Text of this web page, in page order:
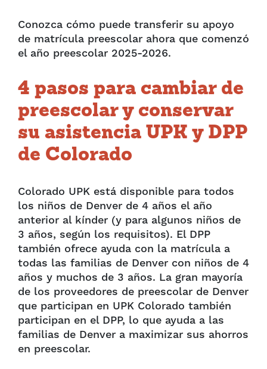
Conozca cómo puede transferir su apoyo
de matrícula preescolar ahora que comenzó
el año preescolar 2025-2026.
4 pasos para cambiar de
preescolar y conservar
su asistencia UPK y DPP
de Colorado
Colorado UPK está disponible para todos
los niños de Denver de 4 años el año
anterior al kínder (y para algunos niños de
3 años, según los requisitos). El DPP
también ofrece ayuda con la matrícula a
todas las familias de Denver con niños de 4
años y muchos de 3 años. La gran mayoría
de los proveedores de preescolar de Denver
que participan en UPK Colorado también
participan en el DPP, lo que ayuda a las
familias de Denver a maximizar sus ahorros
en preescolar.